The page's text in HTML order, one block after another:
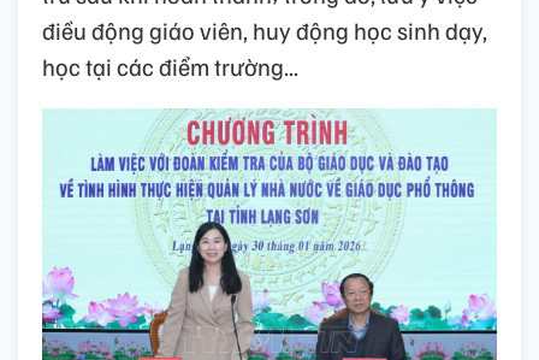
điều động giáo viên, huy động học sinh dạy,
học tại các điểm trường...